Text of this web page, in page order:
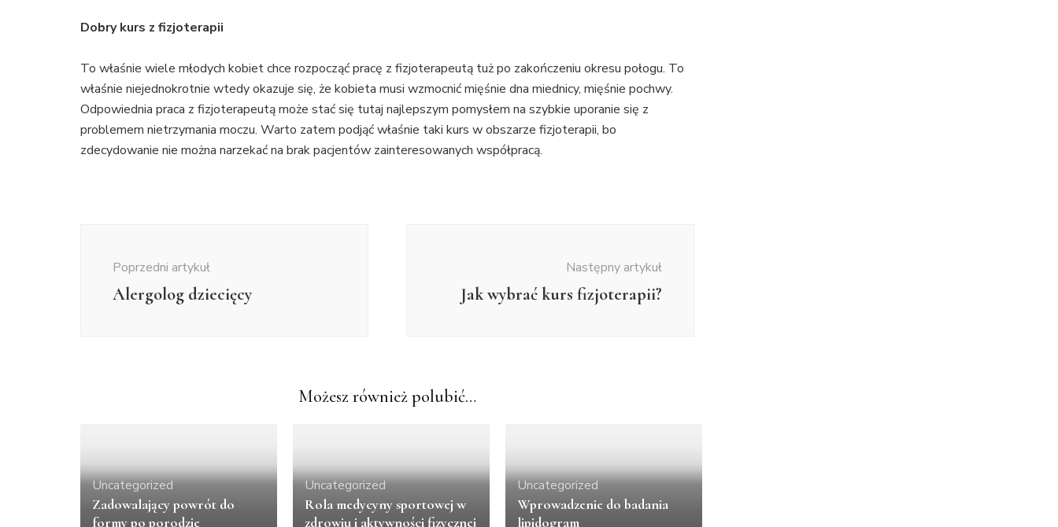
Dobry kurs z fizjoterapii
To właśnie wiele młodych kobiet chce rozpocząć pracę z fizjoterapeutą tuż po zakończeniu okresu połogu. To
właśnie niejednokrotnie wtedy okazuje się, że kobieta musi wzmocnić mięśnie dna miednicy, mięśnie pochwy.
Odpowiednia praca z fizjoterapeutą może stać się tutaj najlepszym pomysłem na szybkie uporanie się z
problemem nietrzymania moczu. Warto zatem podjąć właśnie taki kurs w obszarze fizjoterapii, bo
zdecydowanie nie można narzekać na brak pacjentów zainteresowanych współpracą.
Poprzedni artykuł
Alergolog dziecięcy
Następny artykuł
Jak wybrać kurs fizjoterapii?
Możesz również polubić…
Uncategorized
Zadowalający powrót do
formy po porodzie
Uncategorized
Rola medycyny sportowej w
zdrowiu i aktywności fizycznej
Uncategorized
Wprowadzenie do badania
lipidogram